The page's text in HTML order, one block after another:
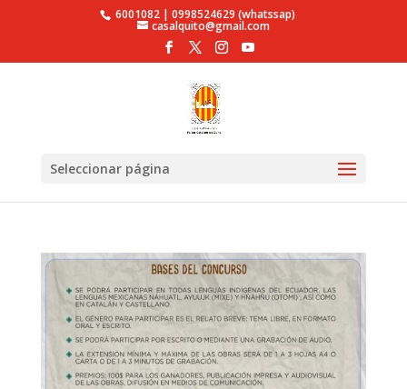
6001082 | 0998524629 (whatssap)
casalquito@gmail.com
Seleccionar página